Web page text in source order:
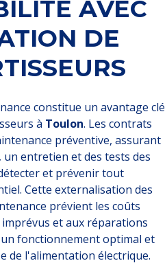
AVEC
DE
constitue un avantage clé
à Toulon. Les contrats
préventive, assurant
entretien et des tests des
et prévenir tout
Cette externalisation des
prévient les coûts
et aux réparations
fonctionnement optimal et
de l'alimentation électrique.